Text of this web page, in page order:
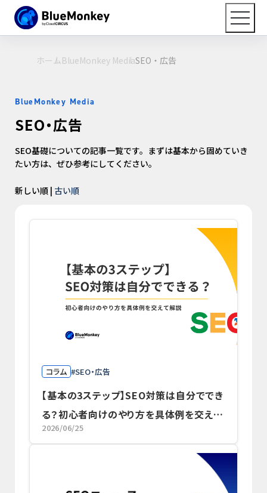
ホームBlueMonkey MediaSEO・広告
BlueMonkey Media
SEO・広告
SEO基礎についての記事一覧です。まずは基本から固めていき
たい方は、ぜひ参考にしてください。
新しい順 | 古い順
コラム SEO・広告
【基本の3ステップ】SEO対策は自分ででき
る？初心者向けのやり方を具体例を交えて
解説
2026/06/25